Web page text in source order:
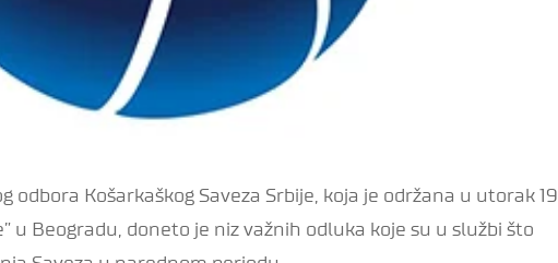
odbora Košarkaškog Saveza Srbije, koja je održana u utorak 19.
u Beogradu, doneto je niz važnih odluka koje su u službi što